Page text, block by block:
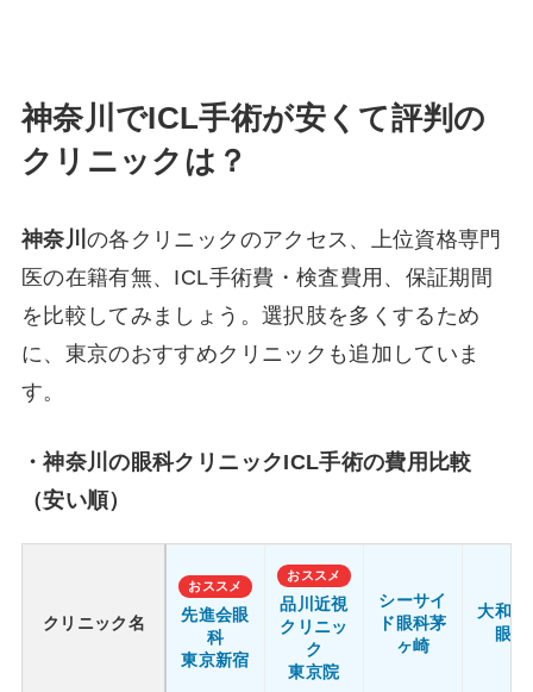
神奈川 でICL手術が安くて評判の
クリニックは？
神奈川 の各クリニックのアクセス、上位資格専門
医の在籍有無、ICL手術費・検査費用、保証期間
を比較してみましょう。選択肢を多くするため
に、東京のおすすめクリニックも追加していま
す。
・神奈川の眼科クリニックICL手術の費用比較
（安い順）
クリニック名
おススメ
先進会眼
科
東京新宿
おススメ
品川近視
クリニッ
ク
東京院
シーサイ
ド眼科茅
ヶ崎
大和中
眼科